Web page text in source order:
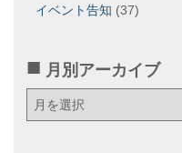
イベント告知 (37)
月別アーカイブ
月
別